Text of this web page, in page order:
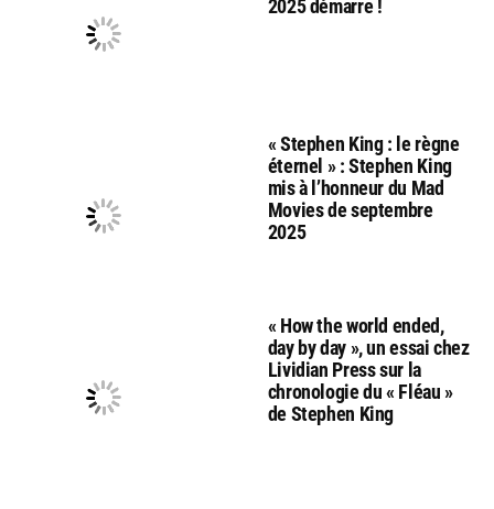
2025 démarre !
« Stephen King : le règne
éternel » : Stephen King
mis à l’honneur du Mad
Movies de septembre
2025
« How the world ended,
day by day », un essai chez
Lividian Press sur la
chronologie du « Fléau »
de Stephen King